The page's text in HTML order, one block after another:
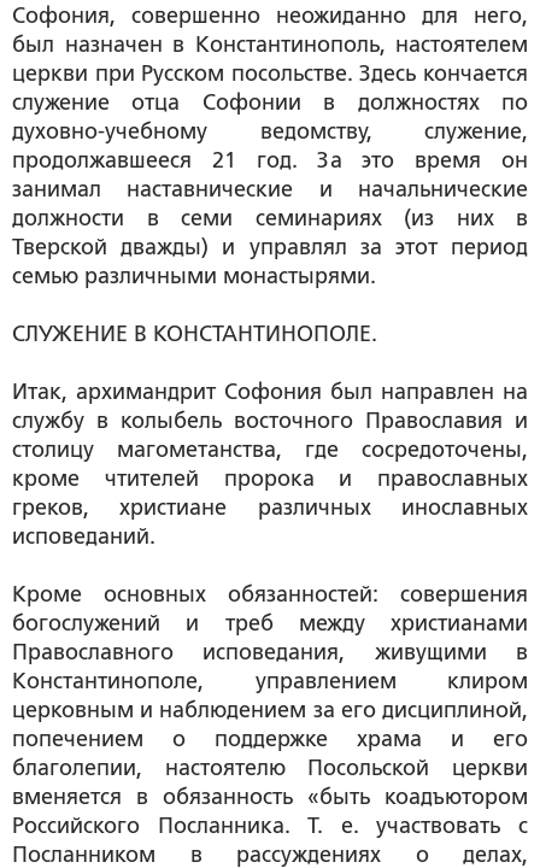
Софония, совершенно неожиданно для него,
был назначен в Константинополь, настоятелем
церкви при Русском посольстве. Здесь кончается
служение отца Софонии в должностях по
духовно-учебному ведомству, служение,
продолжавшееся 21 год. За это время он
занимал наставнические и начальнические
должности в семи семинариях (из них в
Тверской дважды) и управлял за этот период
семью различными монастырями.
СЛУЖЕНИЕ В КОНСТАНТИНОПОЛЕ.
Итак, архимандрит Софония был направлен на
службу в колыбель восточного Православия и
столицу магометанства, где сосредоточены,
кроме чтителей пророка и православных
греков, христиане различных инославных
исповеданий.
Кроме основных обязанностей: совершения
богослужений и треб между христианами
Православного исповедания, живущими в
Константинополе, управлением клиром
церковным и наблюдением за его дисциплиной,
попечением о поддержке храма и его
благолепии, настоятелю Посольской церкви
вменяется в обязанность «быть коадъютором
Российского Посланника. Т. е. участвовать с
Посланником в рассуждениях о делах,